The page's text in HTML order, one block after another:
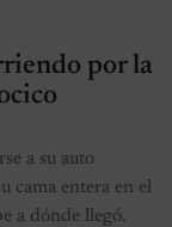
por la
a su auto
cama entera en el
a dónde llegó.